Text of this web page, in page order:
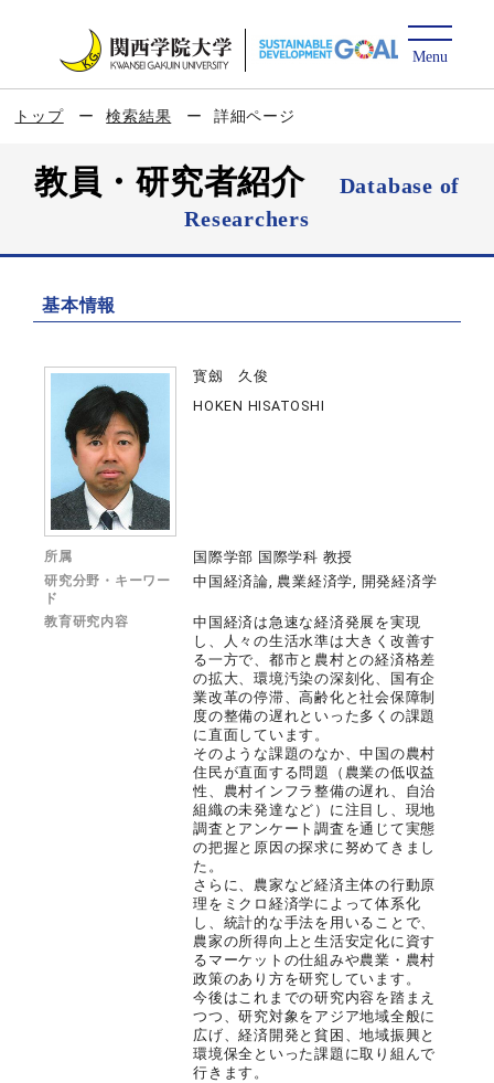
トップ 検索結果 詳細ページ
教員・研究者紹介
Database of
Researchers
基本情報
寳劔 久俊
HOKEN HISATOSHI
所属 国際学部 国際学科 教授
研究分野・キーワー
ド
中国経済論, 農業経済学, 開発経済学
教育研究内容
中国経済は急速な経済発展を実現
し、人々の生活水準は大きく改善す
る一方で、都市と農村との経済格差
の拡大、環境汚染の深刻化、国有企
業改革の停滞、高齢化と社会保障制
度の整備の遅れといった多くの課題
に直面しています。
そのような課題のなか、中国の農村
住民が直面する問題（農業の低収益
性、農村インフラ整備の遅れ、自治
組織の未発達など）に注目し、現地
調査とアンケート調査を通じて実態
の把握と原因の探求に努めてきまし
た。
さらに、農家など経済主体の行動原
理をミクロ経済学によって体系化
し、統計的な手法を用いることで、
農家の所得向上と生活安定化に資す
るマーケットの仕組みや農業・農村
政策のあり方を研究しています。
今後はこれまでの研究内容を踏まえ
つつ、研究対象をアジア地域全般に
広げ、経済開発と貧困、地域振興と
環境保全といった課題に取り組んで
行きます。